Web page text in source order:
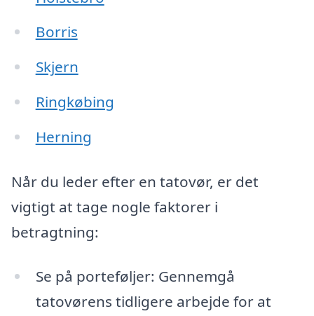
Borris
Skjern
Ringkøbing
Herning
Når du leder efter en tatovør, er det
vigtigt at tage nogle faktorer i
betragtning:
Se på porteføljer: Gennemgå
tatovørens tidligere arbejde for at